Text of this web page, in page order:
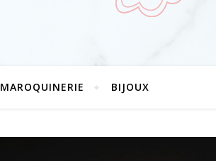
MAROQUINERIE BIJOUX